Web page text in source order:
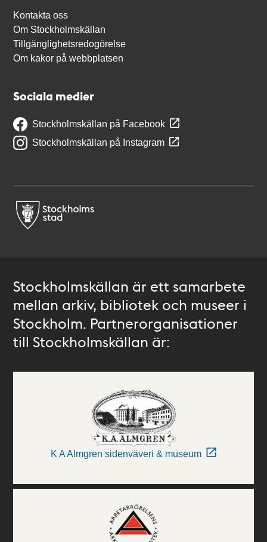
Kontakta oss
Om Stockholmskällan
Tillgänglighetsredogörelse
Om kakor på webbplatsen
Sociala medier
Stockholmskällan på Facebook
Stockholmskällan på Instagram
Stockholmskällan är ett samarbete
mellan arkiv, bibliotek och museer i
Stockholm. Partnerorganisationer
till Stockholmskällan är:
K A Almgren sidenväveri & museum